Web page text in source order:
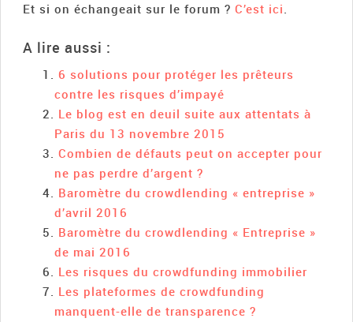
Et si on échangeait sur le forum ? C’est ici.
A lire aussi :
6 solutions pour protéger les prêteurs
contre les risques d’impayé
Le blog est en deuil suite aux attentats à
Paris du 13 novembre 2015
Combien de défauts peut on accepter pour
ne pas perdre d’argent ?
Baromètre du crowdlending « entreprise »
d’avril 2016
Baromètre du crowdlending « Entreprise »
de mai 2016
Les risques du crowdfunding immobilier
Les plateformes de crowdfunding
manquent-elle de transparence ?